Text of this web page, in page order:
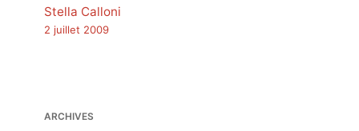
Stella Calloni
2 juillet 2009
ARCHIVES